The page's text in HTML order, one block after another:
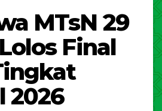
MTsN 29
Final
2026